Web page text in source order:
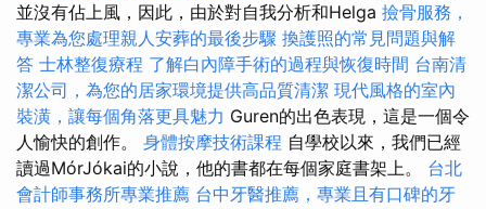
並沒有佔上風，因此，由於對自我分析和Helga 撿骨服務，
專業為您處理親人安葬的最後步驟 換護照的常見問題與解
答 士林整復療程 了解白內障手術的過程與恢復時間 台南清
潔公司，為您的居家環境提供高品質清潔 現代風格的室內
裝潢，讓每個角落更具魅力 Guren的出色表現，這是一個令
人愉快的創作。 身體按摩技術課程 自學校以來，我們已經
讀過MórJókai的小說，他的書都在每個家庭書架上。 台北
會計師事務所專業推薦 台中牙醫推薦，專業且有口碑的牙